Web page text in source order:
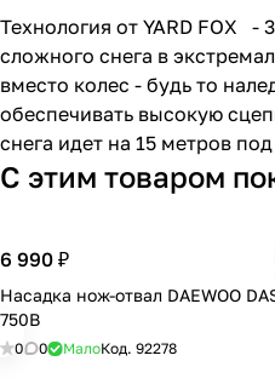
Технология от YARD FOX
сложного снега в
вместо колес - будь то
обеспечивать высокую
снега идет на 15 метров
С этим товаром
6 990 ₽
Насадка нож-отвал DAEWOO
750B
0 0 МалоКод. 92278